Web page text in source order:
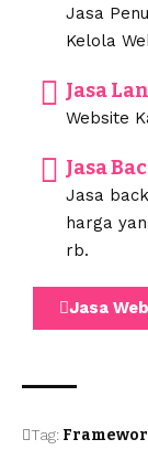
Jasa
Kelola
Jasa
Website
Jasa
Jasa
harga
rb.
Jasa
Tag: